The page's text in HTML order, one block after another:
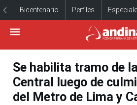
Bicentenario Perfiles
Se habilita tramo de
Central luego de
del Metro de Lima y